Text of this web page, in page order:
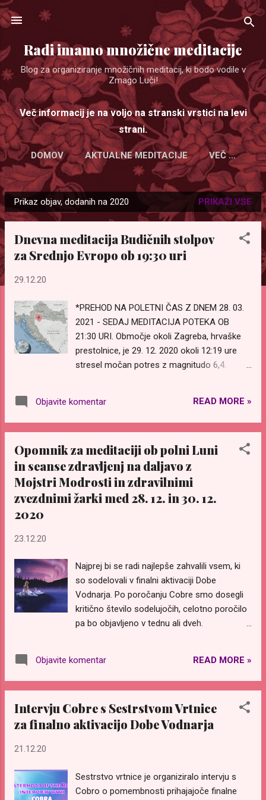
Preskoči na glavno vsebino
Radi imamo množične meditacije
Blog za organiziranje množičnih meditacij, ki bodo vodile v
Zmago Luči!
Več informacij je na voljo na stranski vrstici na levi
strani.
DOMOV AKTUALNE MEDITACIJE VEČ …
O
b
Prikaz objav, dodanih na 2020 PRIKAŽI VSE
Dnevna meditacija Budičnih stolpov
za Srednjo Evropo ob 19:30 uri
29.12.20
*PREHOD NA POLETNI ČAS Z DNEM 28. 03.
2021 - SEDAJ MEDITACIJA POTEKA OB
21:30 URI. Območje okoli Zagreba, hrvaške
prestolnice, je 29. 12. 2020 okoli 12:19 ure
stresel močan potres z magnitudo 6,4.
https://www.rt.com/news/511003-
earthquake-shakes-croatia-magnitude/
nekateri predeli so bili brez elektrike. Celotno
mesto je imelo težave s telefonijo in
internetom. Potres je še posebej močno
prizadel mesto Petrinja. Ob objavljanju tega
članka je bilo hospitaliziranih vsaj 30 ljudi, 7
croatia-earthquake-6-3-magnitude-petrinja-
intl/index.html
https://www.express.co.uk/news/world/1377
650/croatia-earthquake-latest-update-
petrinja-damage-magnitude Spodnja
https://www.jutarnji.hr/vijesti/hrvats...
Objavite komentar READ MORE »
Opomnik za meditaciji ob polni Luni
in seanse zdravljenj na daljavo z
Mojstri Modrosti in zdravilnimi
zvezdnimi žarki med 28. 12. in 30. 12.
2020
23.12.20
Najprej bi se radi najlepše zahvalili vsem, ki
so sodelovali v finalni aktivaciji Dobe
Vodnarja. Po poročanju Cobre smo dosegli
kritično število sodelujočih, celotno poročilo
pa bo objavljeno v tednu ali dveh.
je opomnik za seanse zdravljenj na daljavo in
meditaciji ob polni Luni, vključno z meditacijo
oktobrom in 1. novembrom 2020. Mesečne
mednarodne seanse zdravljenj na daljavo z
Pripravimo se na Spremembo organizirata
dve seansi zdravljenja na daljavo, ki lahko
Objavite komentar READ MORE »
Intervju Cobre s Sestrstvom Vrtnice
za finalno aktivacijo Dobe Vodnarja
21.12.20
Sestrstvo vrtnice je organiziralo intervju s
Cobro o pomembnosti prihajajoče finalne